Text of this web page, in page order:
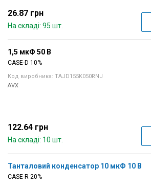
26.87 грн
На складі: 95 шт.
1,5 мкФ 50 В
CASE-D 10%
Код виробника: TAJD155K050RNJ
AVX
122.64 грн
На складі: 10 шт.
Танталовий конденсатор 10 мкФ 10 В
CASE-R 20%